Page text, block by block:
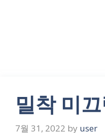
밀착 미
7월 31, 2022 by user